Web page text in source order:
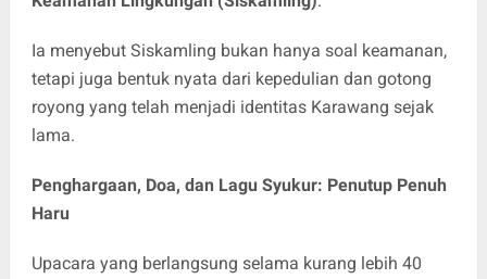
Ia menyebut Siskamling bukan hanya soal keamanan,
tetapi juga bentuk nyata dari kepedulian dan gotong
royong yang telah menjadi identitas Karawang sejak
lama.
Penghargaan, Doa, dan Lagu Syukur: Penutup Penuh
Haru
Upacara yang berlangsung selama kurang lebih 40